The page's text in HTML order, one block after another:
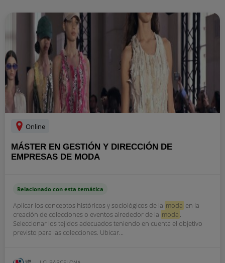
Online
MÁSTER EN GESTIÓN Y DIRECCIÓN DE
EMPRESAS DE MODA
Relacionado con esta temática
Aplicar los conceptos históricos y sociológicos de la moda en la
creación de colecciones o eventos alrededor de la moda .
Seleccionar los tejidos adecuados teniendo en cuenta el objetivo
previsto para las colecciones. Ubicar...